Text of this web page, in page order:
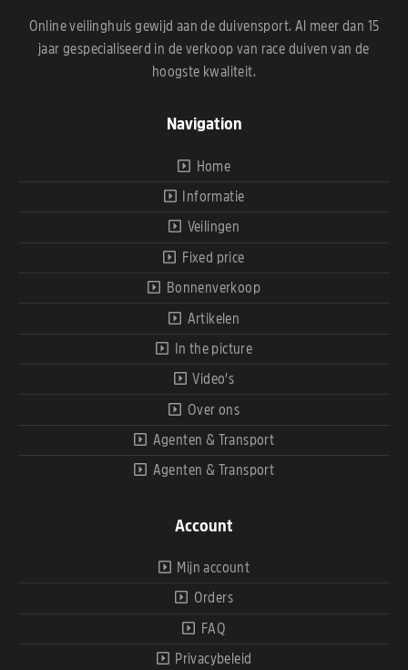
Online veilinghuis gewijd aan de duivensport. Al meer dan 15
jaar gespecialiseerd in de verkoop van race duiven van de
hoogste kwaliteit.
Navigation
Home
Informatie
Veilingen
Fixed price
Bonnenverkoop
Artikelen
In the picture
Video’s
Over ons
Agenten & Transport
Agenten & Transport
Account
Mijn account
Orders
FAQ
Privacybeleid